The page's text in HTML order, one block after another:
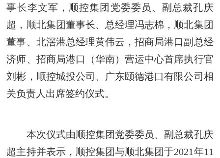
事长李文军，顺控集团党委委员、副总裁孔庆
超，顺北集团董事长、总经理冯志棉，顺北集团
董事、北滘港总经理黄伟云，招商局港口副总经
济师、招商局港口（华南）营运中心首席执行官
刘彬，顺控城投公司、广东颐德港口有限公司相
关负责人出席签约仪式。
本次仪式由顺控集团党委委员、副总裁孔庆
超主持并表示，顺控集团与顺北集团于2021年11